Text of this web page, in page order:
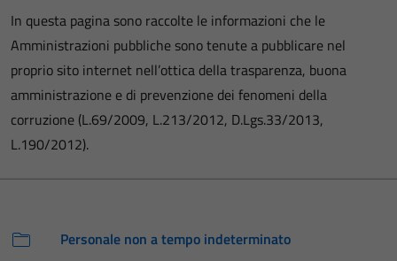
In questa pagina sono raccolte le informazioni che le
Amministrazioni pubbliche sono tenute a pubblicare nel
proprio sito internet nell’ottica della trasparenza, buona
amministrazione e di prevenzione dei fenomeni della
corruzione (L.69/2009, L.213/2012, D.Lgs.33/2013,
L.190/2012).
Personale non a tempo indeterminato